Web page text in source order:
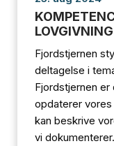
Fjordstjernen
deltagelse i
Fjordstjernen
opdaterer
kan beskrive
vi